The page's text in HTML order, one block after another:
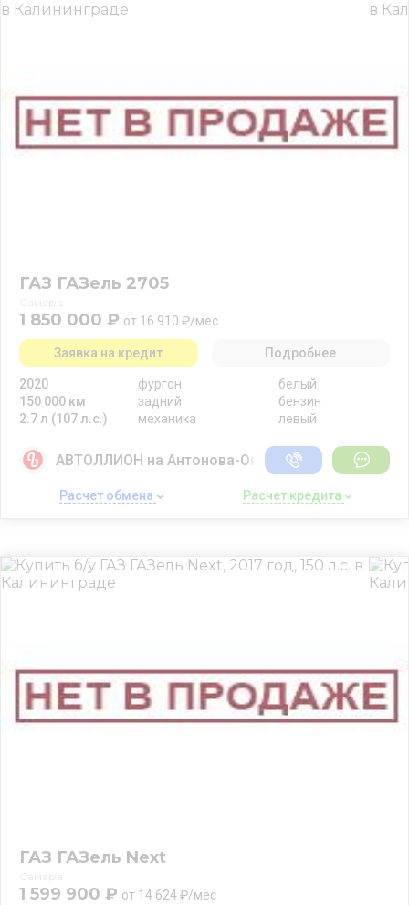
ГАЗ ГАЗель 2705
Самара
1 850 000 ₽ от 16 910 ₽/мес
2020
150 000 км
2.7 л (107 л.с.)
фургон
задний
механика
белый
бензин
левый
Заявка на кредит Подробнее
АВТОЛЛИОН на Антонова-Овсеенко
Расчет обмена Расчет кредита
ГАЗ ГАЗель Next
Самара
1 599 900 ₽ от 14 624 ₽/мес